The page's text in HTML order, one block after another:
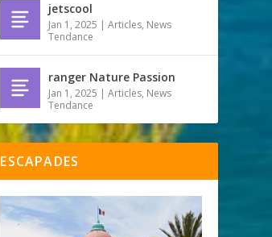
jetscool
Jan 1, 2025 |Articles, News
Tendance
ranger Nature Passion
Jan 1, 2025 |Articles, News
Tendance
ESCAPADES